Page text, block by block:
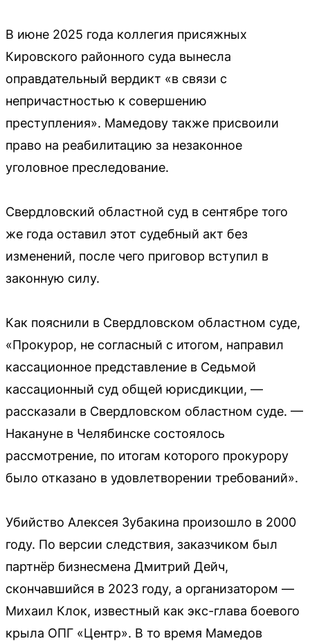
В июне 2025 года коллегия присяжных
Кировского районного суда вынесла
оправдательный вердикт «в связи с
непричастностью к совершению
преступления». Мамедову также присвоили
право на реабилитацию за незаконное
уголовное преследование.
Свердловский областной суд в сентябре того
же года оставил этот судебный акт без
изменений, после чего приговор вступил в
законную силу.
Как пояснили в Свердловском областном суде,
«Прокурор, не согласный с итогом, направил
кассационное представление в Седьмой
кассационный суд общей юрисдикции, —
рассказали в Свердловском областном суде. —
Накануне в Челябинске состоялось
рассмотрение, по итогам которого прокурору
было отказано в удовлетворении требований».
Убийство Алексея Зубакина произошло в 2000
году. По версии следствия, заказчиком был
партнёр бизнесмена Дмитрий Дейч,
скончавшийся в 2023 году, а организатором —
Михаил Клок, известный как экс-глава боевого
крыла ОПГ «Центр». В то время Мамедов